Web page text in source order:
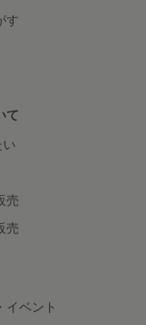
す
て
い
売
売
イベント